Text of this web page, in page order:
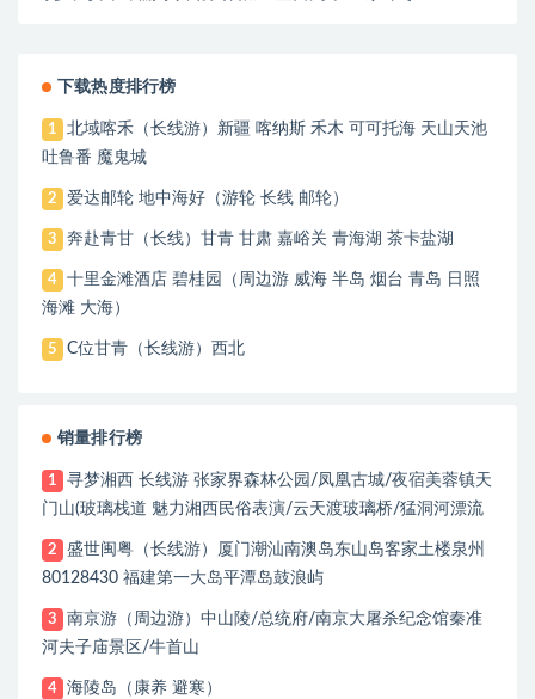
下载热度排行榜
1
北域喀禾（长线游）新疆 喀纳斯 禾木 可可托海 天山天池
吐鲁番 魔鬼城
2 爱达邮轮 地中海好（游轮 长线 邮轮）
3 奔赴青甘（长线）甘青 甘肃 嘉峪关 青海湖 茶卡盐湖
4
十里金滩酒店 碧桂园（周边游 威海 半岛 烟台 青岛 日照
海滩 大海）
5 C位甘青（长线游）西北
销量排行榜
1
寻梦湘西 长线游 张家界森林公园/凤凰古城/夜宿美蓉镇天
门山(玻璃栈道 魅力湘西民俗表演/云天渡玻璃桥/猛洞河漂流
2
盛世闽粤（长线游）厦门潮汕南澳岛东山岛客家土楼泉州
80128430 福建第一大岛平潭岛鼓浪屿
3
南京游（周边游）中山陵/总统府/南京大屠杀纪念馆秦准
河夫子庙景区/牛首山
4 海陵岛（康养 避寒）